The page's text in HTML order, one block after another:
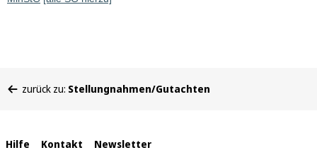
befinden
zurück zu: Stellungnahmen/Gutachten
Interne
Hilfe Kontakt Newsletter